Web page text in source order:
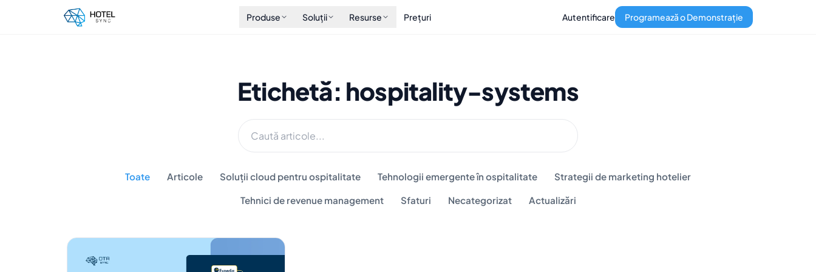
Produse Soluții Resurse Prețuri Autentificare Programează o Demonstrație
Etichetă: hospitality-systems
Toate Articole Soluții cloud pentru ospitalitate Tehnologii emergente în ospitalitate Strategii de marketing hotelier
Tehnici de revenue management Sfaturi Necategorizat Actualizări